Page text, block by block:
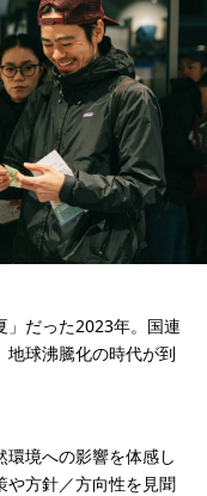
」だった2023年。国連
地球沸騰化の時代が到
境への影響を体感し
や方針／方向性を見聞